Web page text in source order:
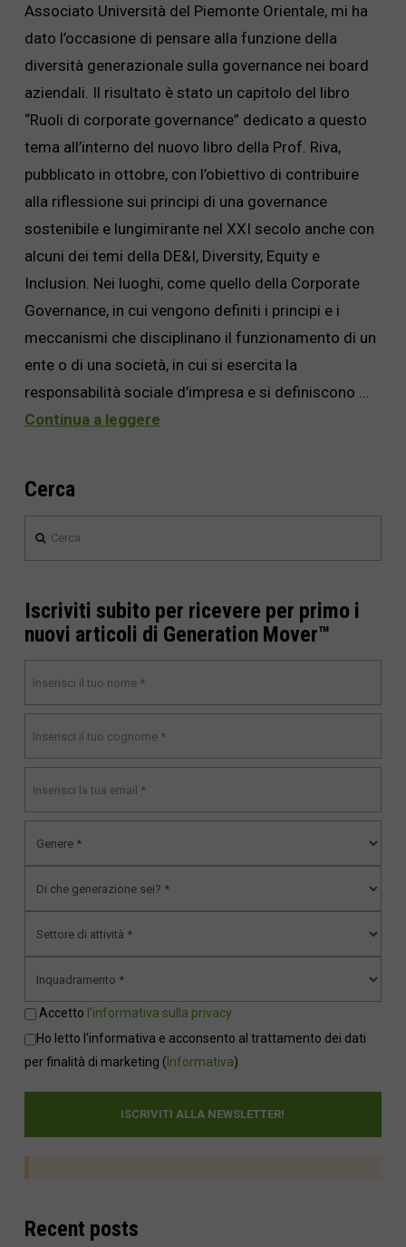
Associato Università del Piemonte Orientale, mi ha
dato l’occasione di pensare alla funzione della
diversità generazionale sulla governance nei board
aziendali. Il risultato è stato un capitolo del libro
“Ruoli di corporate governance” dedicato a questo
tema all’interno del nuovo libro della Prof. Riva,
pubblicato in ottobre, con l’obiettivo di contribuire
alla riflessione sui principi di una governance
sostenibile e lungimirante nel XXI secolo anche con
alcuni dei temi della DE&I, Diversity, Equity e
Inclusion. Nei luoghi, come quello della Corporate
Governance, in cui vengono definiti i principi e i
meccanismi che disciplinano il funzionamento di un
ente o di una società, in cui si esercita la
responsabilità sociale d’impresa e si definiscono …
Continua a leggere
Cerca
Iscriviti subito per ricevere per primo i
nuovi articoli di Generation Mover™
Accetto l'informativa sulla privacy
Ho letto l'informativa e acconsento al trattamento dei dati
per finalità di marketing ( Informativa)
Recent posts